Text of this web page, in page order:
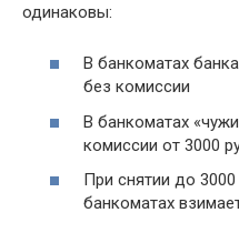
одинаковы:
В банкоматах
без комиссии
В банкоматах
комиссии от 3000
При снятии до
банкоматах